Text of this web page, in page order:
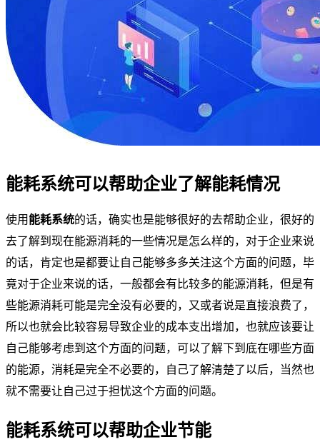
能耗系统可以帮助企业了解能耗情况
使用 能耗系统的话，确实也是能够很好的去帮助企业，很好的
去了解到现在能源消耗的一些情况是怎么样的，对于企业来说
的话，肯定也是都要让自己能够多多关注这个方面的问题，毕
竟对于企业来说的话，一般都会有比较多的能源消耗，但是有
些能源消耗可能是完全没有必要的，又或者说是直接浪费了，
所以也就会比较容易导致企业的成本支出增加，也就应该要让
自己能够考虑到这个方面的问题，可以了解下到底在哪些方面
的能源，消耗是完全不必要的，自己了解清楚了以后，当然也
就不需要让自己过于担忧这个方面的问题。
能耗系统可以帮助企业节能